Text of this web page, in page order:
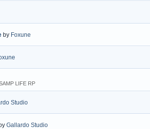
by Foxune
LIFE RP
Studio
Gallardo Studio